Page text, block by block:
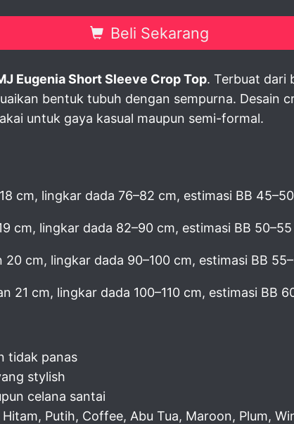
Beli Sekarang
Eugenia Short Sleeve Crop Top. Terbuat dari
bentuk tubuh dengan sempurna. Desain
untuk gaya kasual maupun semi-formal.
cm, lingkar dada 76–82 cm, estimasi BB
cm, lingkar dada 82–90 cm, estimasi BB
cm, lingkar dada 90–100 cm, estimasi BB
21 cm, lingkar dada 100–110 cm, estimasi BB
tidak panas
stylish
celana santai
Putih, Coffee, Abu Tua, Maroon, Plum,